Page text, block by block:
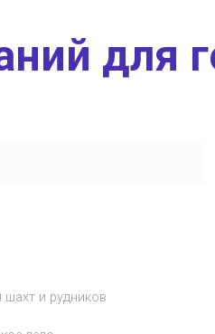
для
шахт и рудников